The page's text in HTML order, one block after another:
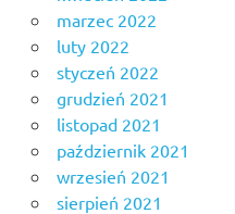
marzec 2022
luty 2022
styczeń 2022
grudzień 2021
listopad 2021
październik 2021
wrzesień 2021
sierpień 2021